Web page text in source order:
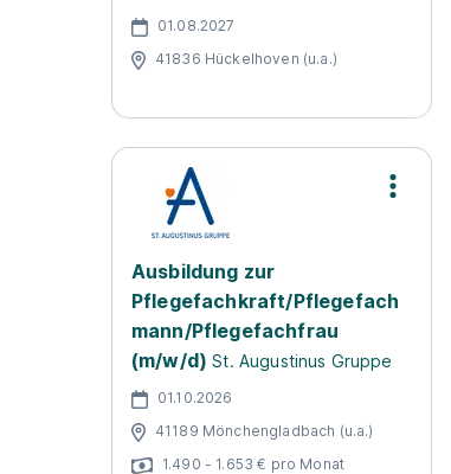
01.08.2027
41836 Hückelhoven (u.a.)
Ausbildung zur
Pflegefachkraft/Pflegefach
mann/Pflegefachfrau
(m/w/d) St. Augustinus Gruppe
01.10.2026
41189 Mönchengladbach (u.a.)
1.490 - 1.653 € pro Monat